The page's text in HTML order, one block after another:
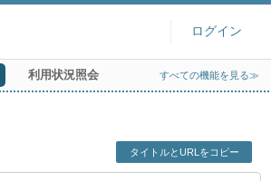
ログイン
利用状況照会 すべての機能を見る≫
タイトルとURLをコピー